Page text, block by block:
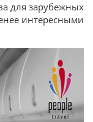
для зарубежных
интересными